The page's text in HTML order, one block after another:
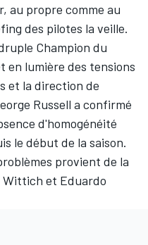
au propre comme au
des pilotes la veille.
Champion du
en lumière des tensions
et la direction de
Russell a confirmé
d'homogénéité
le début de la saison.
provient de la
et Eduardo